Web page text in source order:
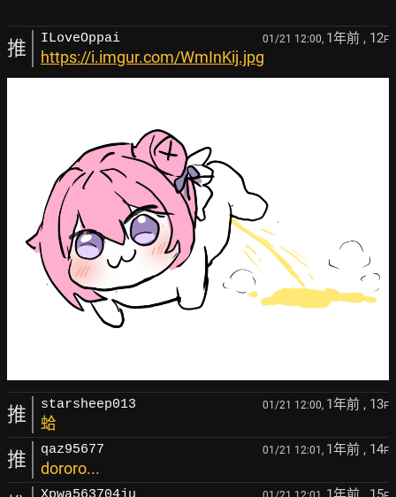
推 ILoveOppai 01/21 12:00, 1年前 , 12F
https://i.imgur.com/WmInKij.jpg
推 starsheep013 01/21 12:00, 1年前 , 13F
蛤
推 qaz95677 01/21 12:01, 1年前 , 14F
dororo...